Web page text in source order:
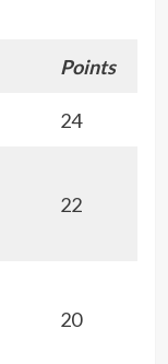
Points
24
22
20